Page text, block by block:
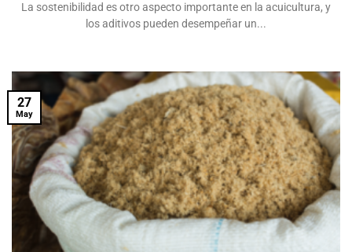
La sostenibilidad es otro aspecto importante en la acuicultura, y
los aditivos pueden desempeñar un...
27
May